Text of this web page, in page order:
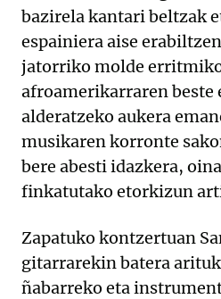
bazirela kantari beltzak
espainiera aise
jatorriko molde
afroamerikarraren beste
alderatzeko aukera
musikaren korronte
bere abesti idazkera,
finkatutako etorkizun
Zapatuko kontzertuan
gitarrarekin batera
ñabarreko eta